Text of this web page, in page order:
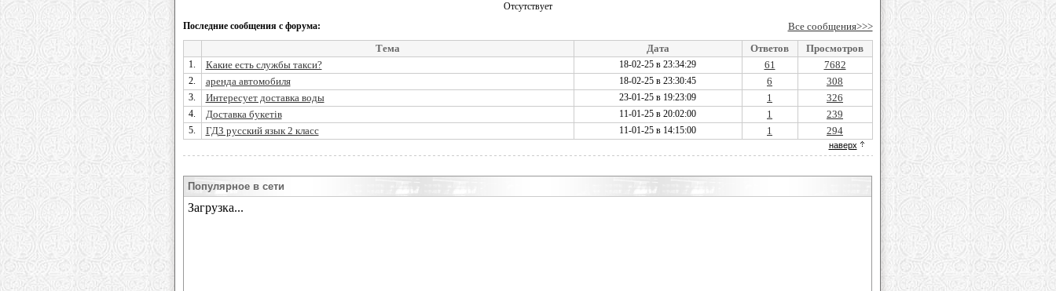
Отсутствует
Последние сообщения с форума:
Все сообщения>>>
Тема
Дата Ответов Просмотров
1. Какие есть службы такси? 18-02-25 в 23:34:29 61 7682
2. аренда автомобиля 18-02-25 в 23:30:45 6 308
3. Интересует доставка воды 23-01-25 в 19:23:09 1 326
4. Доставка букетів 11-01-25 в 20:02:00 1 239
5. ГДЗ русский язык 2 класс 11-01-25 в 14:15:00 1 294
наверх
Популярное в сети